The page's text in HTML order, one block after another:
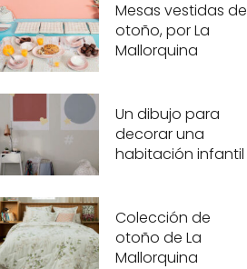
Mesas vestidas de
otoño, por La
Mallorquina
Un dibujo para
decorar una
habitación infantil
Colección de
otoño de La
Mallorquina